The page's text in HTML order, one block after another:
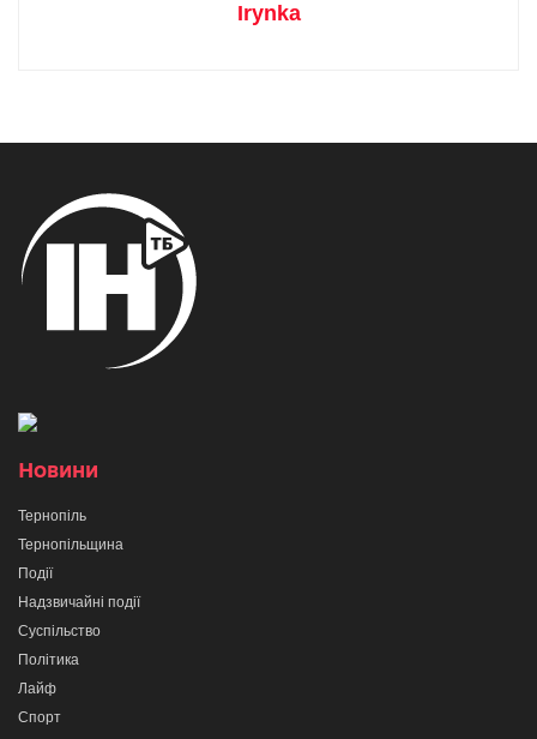
Irynka
Новини
Тернопіль
Тернопільщина
Події
Надзвичайні події
Суспільство
Політика
Лайф
Спорт